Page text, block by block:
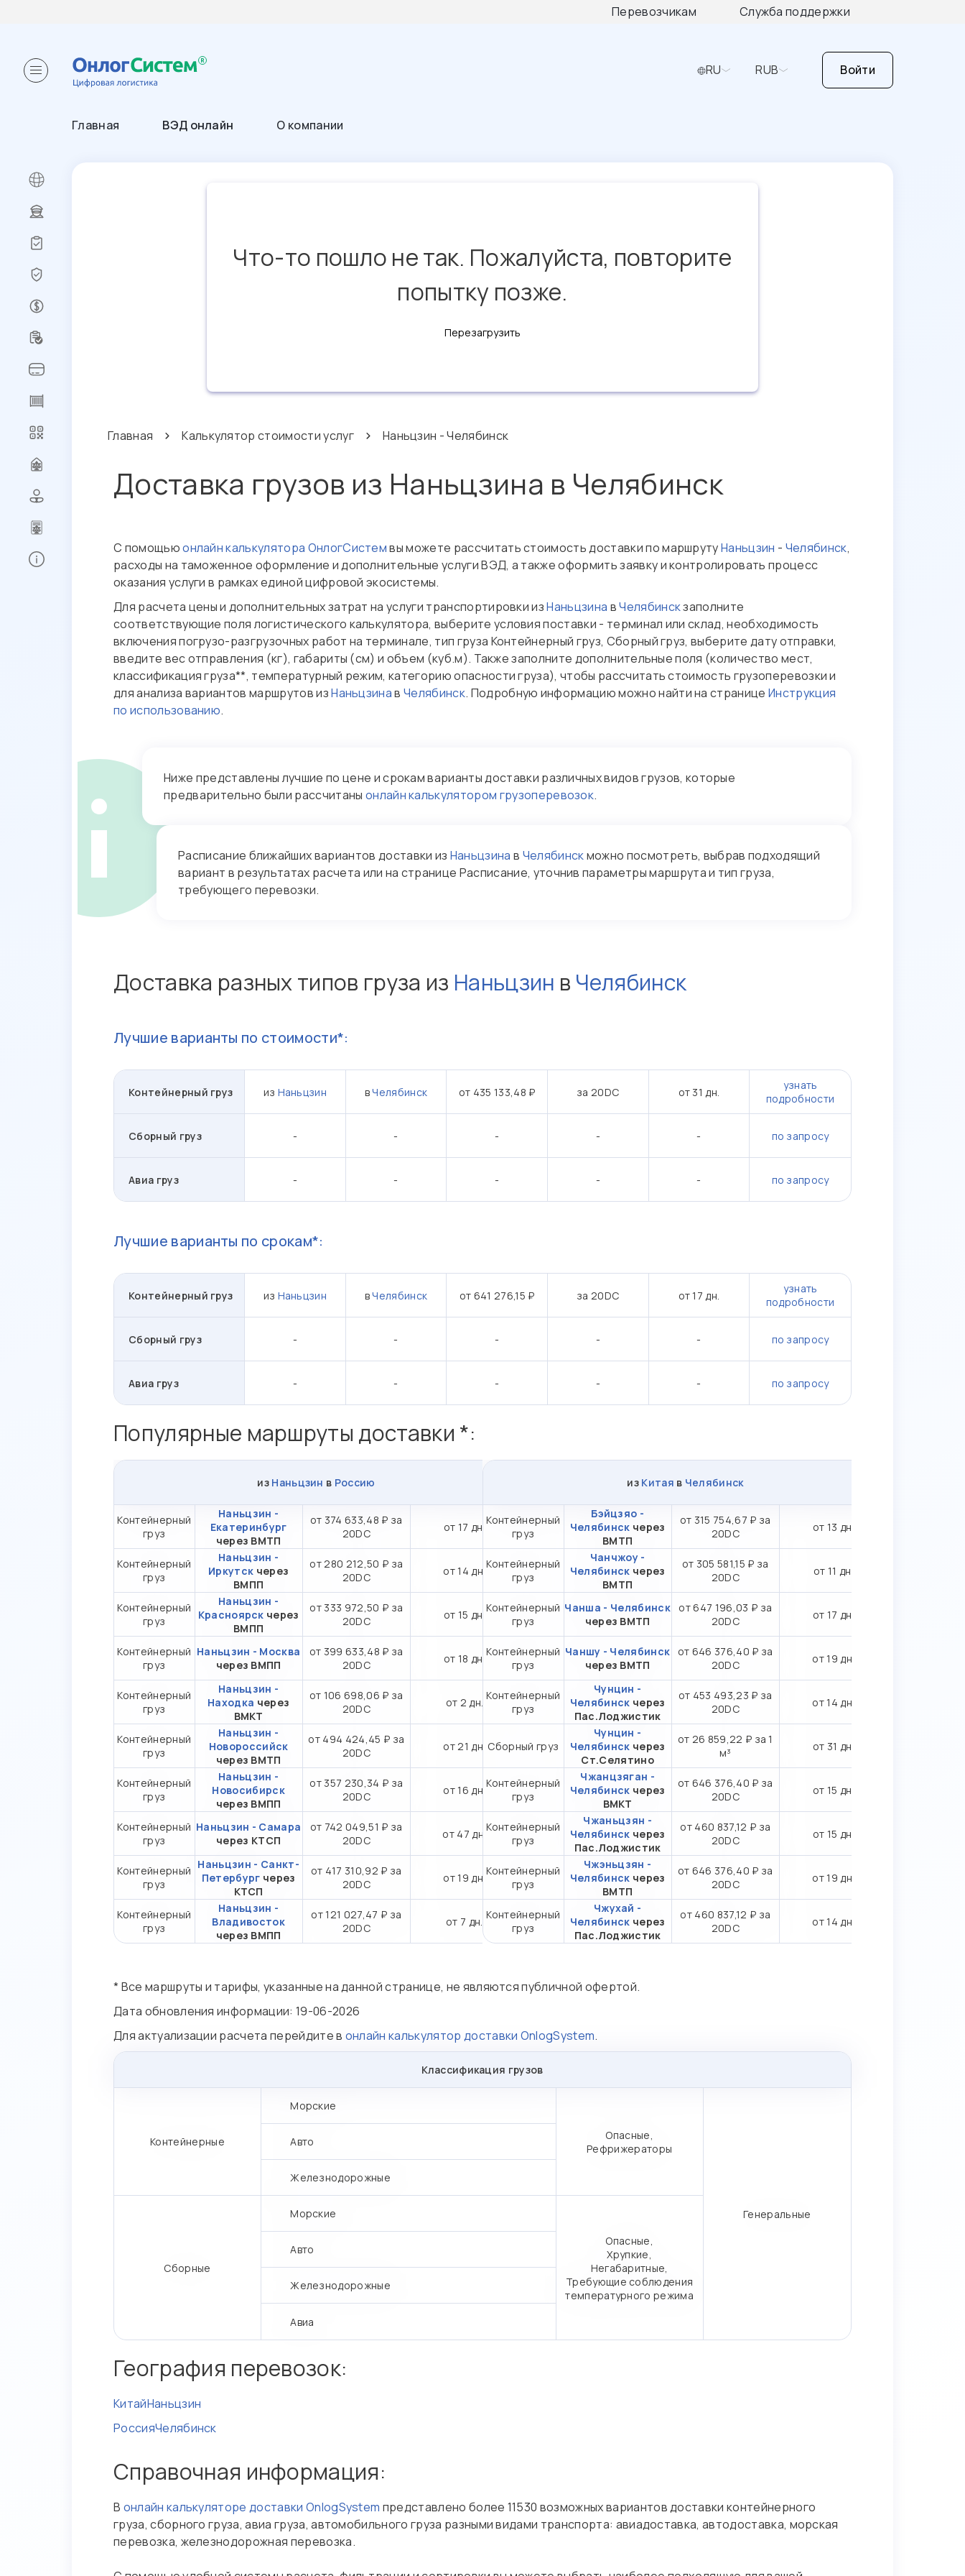
Перевозчикам Служба поддержки
RU RUB Войти
Главная ВЭД онлайн О компании
Что-то пошло не так. Пожалуйста, повторите
попытку позже.
Перезагрузить
Главная Калькулятор стоимости услуг Наньцзин - Челябинск
Доставка грузов из Наньцзина в Челябинск
С помощьюонлайн калькулятора ОнлогСистемвы можете рассчитать стоимость доставки по маршрутуНаньцзин - Челябинск,
расходы на таможенное оформление и дополнительные услуги ВЭД, а также оформить заявку и контролировать процесс
оказания услуги в рамках единой цифровой экосистемы.
Для расчета цены и дополнительных затрат на услуги транспортировки изНаньцзина вЧелябинскзаполните
соответствующие поля логистического калькулятора, выберите условия поставки - терминал или склад, необходимость
включения погрузо-разгрузочных работ на терминале, тип груза Контейнерный груз, Сборный груз, выберите дату отправки,
введите вес отправления (кг), габариты (см) и объем (куб.м). Также заполните дополнительные поля (количество мест,
классификация груза**, температурный режим, категорию опасности груза), чтобы рассчитать стоимость грузоперевозки и
для анализа вариантов маршрутов изНаньцзинавЧелябинск. Подробную информацию можно найти на странице Инструкция
по использованию.
Ниже представлены лучшие по цене и срокам варианты доставки различных видов грузов, которые
предварительно были рассчитаны онлайн калькулятором грузоперевозок.
Расписание ближайших вариантов доставки из Наньцзина в Челябинскможно посмотреть, выбрав подходящий
вариант в результатах расчета или на странице Расписание, уточнив параметры маршрута и тип груза,
требующего перевозки.
Доставка разных типов груза из Наньцзин в Челябинск
Лучшие варианты по стоимости*:
Контейнерный груз из Наньцзин вЧелябинск от 435 133,48 ₽ за 20DC от 31 дн.
узнать
подробности
Сборный груз - - - - - по запросу
Авиа груз - - - - - по запросу
Лучшие варианты по срокам*:
Контейнерный груз из Наньцзин вЧелябинск от 641 276,15 ₽ за 20DC от 17 дн.
узнать
подробности
Сборный груз - - - - - по запросу
Авиа груз - - - - - по запросу
Популярные маршруты доставки *:
из Наньцзин в Россию
Контейнерный
груз
Наньцзин -
Екатеринбург
через ВМТП
от 374 633,48 ₽ за
20DC
от 17 дн.
Контейнерный
груз
Наньцзин -
Иркутск через
ВМПП
от 280 212,50 ₽ за
20DC
от 14 дн.
Контейнерный
груз
Наньцзин -
Красноярск через
ВМПП
от 333 972,50 ₽ за
20DC
от 15 дн.
Контейнерный
груз
Наньцзин - Москва
через ВМПП
от 399 633,48 ₽ за
20DC
от 18 дн.
Контейнерный
груз
Наньцзин -
Находка через
ВМКТ
от 106 698,06 ₽ за
20DC
от 2 дн.
Контейнерный
груз
Наньцзин -
Новороссийск
через ВМТП
от 494 424,45 ₽ за
20DC
от 21 дн.
Контейнерный
груз
Наньцзин -
Новосибирск
через ВМПП
от 357 230,34 ₽ за
20DC
от 16 дн.
Контейнерный
груз
Наньцзин - Самара
через КТСП
от 742 049,51 ₽ за
20DC
от 47 дн.
Контейнерный
груз
Наньцзин - Санкт-
Петербург через
КТСП
от 417 310,92 ₽ за
20DC
от 19 дн.
Контейнерный
груз
Наньцзин -
Владивосток
через ВМПП
от 121 027,47 ₽ за
20DC
от 7 дн.
из Китая в Челябинск
Контейнерный
груз
Бэйцзяо -
Челябинск через
ВМТП
от 315 754,67 ₽ за
20DC
от 13 дн.
Контейнерный
груз
Чанчжоу -
Челябинск через
ВМТП
от 305 581,15 ₽ за
20DC
от 11 дн.
Контейнерный
груз
Чанша - Челябинск
через ВМТП
от 647 196,03 ₽ за
20DC
от 17 дн.
Контейнерный
груз
Чаншу - Челябинск
через ВМТП
от 646 376,40 ₽ за
20DC
от 19 дн.
Контейнерный
груз
Чунцин -
Челябинск через
Пас.Лоджистик
от 453 493,23 ₽ за
20DC
от 14 дн.
Сборный груз
Чунцин -
Челябинск через
Ст.Селятино
от 26 859,22 ₽ за 1
м³
от 31 дн.
Контейнерный
груз
Чжанцзяган -
Челябинск через
ВМКТ
от 646 376,40 ₽ за
20DC
от 15 дн.
Контейнерный
груз
Чжаньцзян -
Челябинск через
Пас.Лоджистик
от 460 837,12 ₽ за
20DC
от 15 дн.
Контейнерный
груз
Чжэньцзян -
Челябинск через
ВМТП
от 646 376,40 ₽ за
20DC
от 19 дн.
Контейнерный
груз
Чжухай -
Челябинск через
Пас.Лоджистик
от 460 837,12 ₽ за
20DC
от 14 дн.
* Все маршруты и тарифы, указанные на данной странице, не являются публичной офертой.
Дата обновления информации: 19-06-2026
Для актуализации расчета перейдите в онлайн калькулятор доставки OnlogSystem.
Классификация грузов
Контейнерные
Морские
Авто
Железнодорожные
Опасные,
Рефрижераторы
Сборные
Морские
Авто
Железнодорожные
Авиа
Опасные,
Хрупкие,
Негабаритные,
Требующие соблюдения
температурного режима
Генеральные
География перевозок:
КитайНаньцзин
РоссияЧелябинск
Справочная информация:
В онлайн калькуляторе доставки OnlogSystem представлено более 11530 возможных вариантов доставки контейнерного
груза, сборного груза, авиа груза, автомобильного груза разными видами транспорта: авиадоставка, автодоставка, морская
перевозка, железнодорожная перевозка.
Регистрация
Подписание
документов